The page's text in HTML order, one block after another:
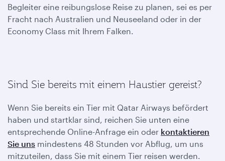
Begleiter eine reibungslose Reise zu planen, sei es per
Fracht nach Australien und Neuseeland oder in der
Economy Class mit Ihrem Falken.
Sind Sie bereits mit einem Haustier gereist?
Wenn Sie bereits ein Tier mit Qatar Airways befördert
haben und startklar sind, reichen Sie unten eine
entsprechende Online-Anfrage ein oder kontaktieren
Sie uns mindestens 48 Stunden vor Abflug, um uns
mitzuteilen, dass Sie mit einem Tier reisen werden.